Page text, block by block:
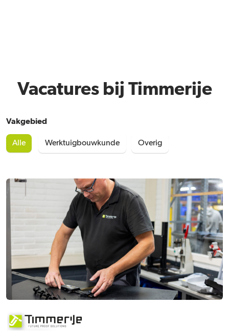
Vacatures bij Timmerije
Vakgebied
Alle Werktuigbouwkunde Overig